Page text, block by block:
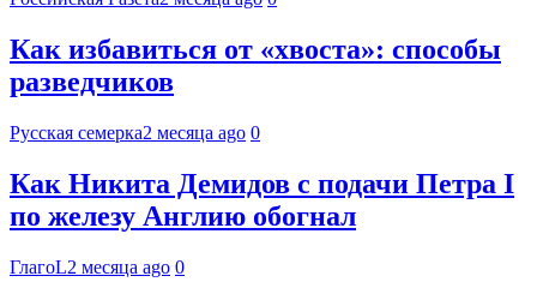
Как избавиться от «хвоста»: способы
разведчиков
Русская семерка2 месяца ago 0
Как Никита Демидов с подачи Петра I
по железу Англию обогнал
ГлагоL2 месяца ago 0